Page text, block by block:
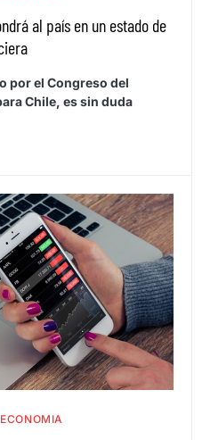
al país en un estado de
por el Congreso del
Chile, es sin duda
ECONOMIA